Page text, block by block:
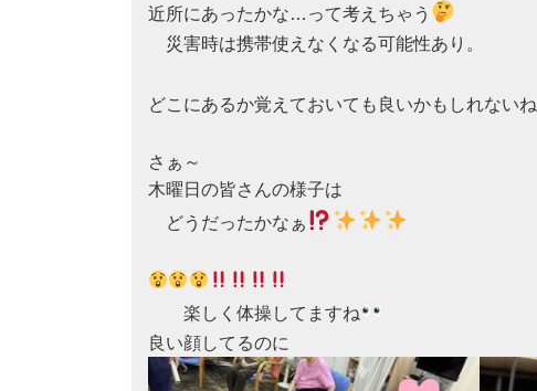
近所にあったかな…って考えちゃう
災害時は携帯使えなくなる可能性あり。
どこにあるか覚えておいても良いかもしれないね
さぁ～
木曜日の皆さんの様子は
どうだったかなぁ
楽しく体操してますね